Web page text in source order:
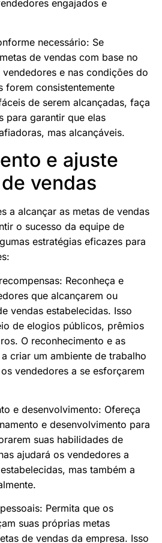
engajados e
necessário: Se
de vendas com base no
e nas condições do
forem consistentemente
de serem alcançadas, faça
para garantir que elas
mas alcançáveis.
e ajuste
vendas
a alcançar as metas de vendas
o sucesso da equipe de
estratégias eficazes para
Reconheça e
que alcançarem ou
vendas estabelecidas. Isso
de elogios públicos, prêmios
O reconhecimento e as
criar um ambiente de trabalho
vendedores a se esforçarem
e desenvolvimento: Ofereça
e desenvolvimento para
suas habilidades de
ajudará os vendedores a
mas também a
Permita que os
suas próprias metas
de vendas da empresa. Isso